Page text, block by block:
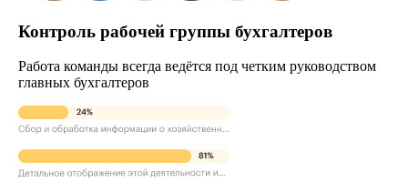
Контроль рабочей группы бухгалтеров
Работа команды всегда ведётся под четким руководством
главных бухгалтеров